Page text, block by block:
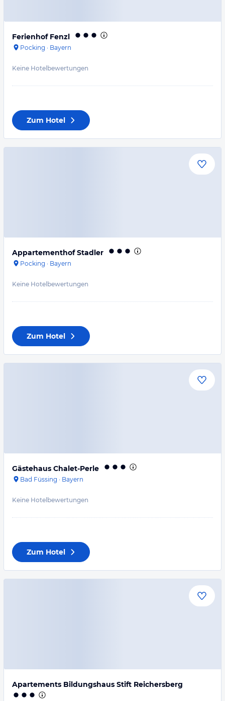
Ferienhof Fenzl
Pocking · Bayern
Keine Hotelbewertungen
Zum Hotel
Appartementhof Stadler
Pocking · Bayern
Keine Hotelbewertungen
Zum Hotel
Gästehaus Chalet-Perle
Bad Füssing · Bayern
Keine Hotelbewertungen
Zum Hotel
Apartements Bildungshaus Stift Reichersberg